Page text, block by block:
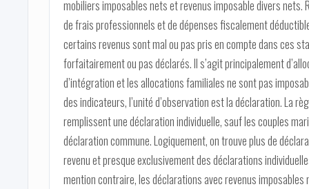
mobiliers imposables nets et revenus imposable divers nets.
de frais professionnels et de dépenses fiscalement
certains revenus sont mal ou pas pris en compte dans ces
forfaitairement ou pas déclarés. Il s’agit principalement
d’intégration et les allocations familiales ne sont pas
des indicateurs, l’unité d’observation est la déclaration. La
remplissent une déclaration individuelle, sauf les couples
déclaration commune. Logiquement, on trouve plus de
revenu et presque exclusivement des déclarations
mention contraire, les déclarations avec revenus